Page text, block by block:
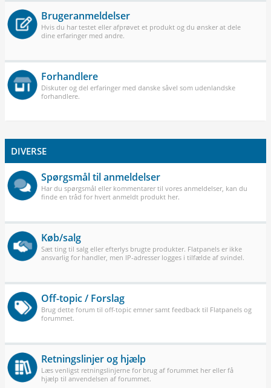
Brugeranmeldelser
Hvis du har testet eller afprøvet et produkt og du ønsker at dele
dine erfaringer med andre.
Forhandlere
Diskuter og del erfaringer med danske såvel som udenlandske
forhandlere.
DIVERSE
Spørgsmål til anmeldelser
Har du spørgsmål eller kommentarer til vores anmeldelser, kan du
finde en tråd for hvert anmeldt produkt her.
Køb/salg
Sæt ting til salg eller efterlys brugte produkter. Flatpanels er ikke
ansvarlig for handler, men IP-adresser logges i tilfælde af svindel.
Off-topic / Forslag
Brug dette forum til off-topic emner samt feedback til Flatpanels og
forummet.
Retningslinjer og hjælp
Læs venligst retningslinjerne for brug af forummet her eller få
hjælp til anvendelsen af forummet.